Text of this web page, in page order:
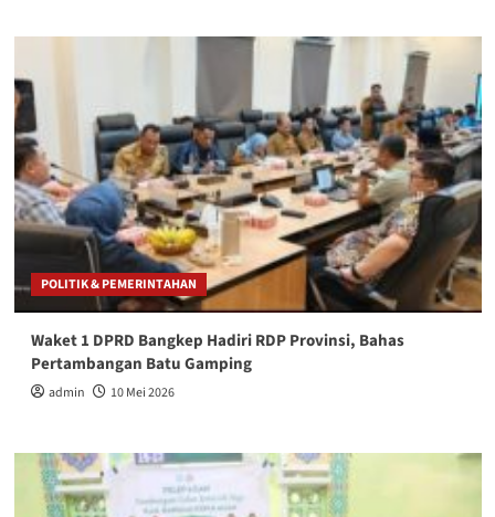
POLITIK & PEMERINTAHAN
Waket 1 DPRD Bangkep Hadiri RDP Provinsi, Bahas
Pertambangan Batu Gamping
admin 10 Mei 2026